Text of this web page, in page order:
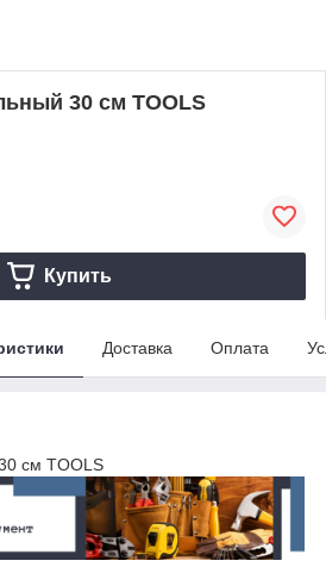
30 см TOOLS
Купить
Доставка Оплата
см TOOLS